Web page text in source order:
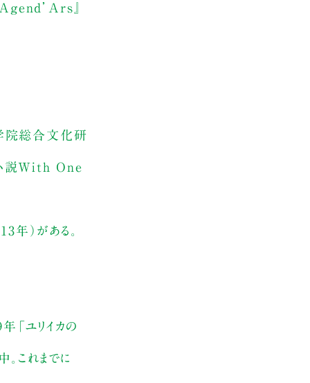
Agend’Ars』
院総合文化研
小説With One
）がある。
「ユリイカの
これまでに